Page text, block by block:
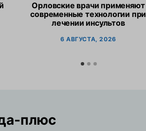
Орловские врачи применяют
современные технологии при
лечении инсультов
6 АВГУСТА, 2026
плюс